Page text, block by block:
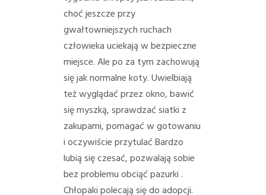
choć jeszcze przy
gwałtowniejszych ruchach
człowieka uciekają w bezpieczne
miejsce. Ale po za tym zachowują
się jak normalne koty. Uwielbiają
też wyglądać przez okno, bawić
się myszką, sprawdzać siatki z
zakupami, pomagać w gotowaniu
i oczywiście przytulaćBardzo
lubią się czesać, pozwalają sobie
bez problemu obciąć pazurki .
Chłopaki polecają się do adopcji.